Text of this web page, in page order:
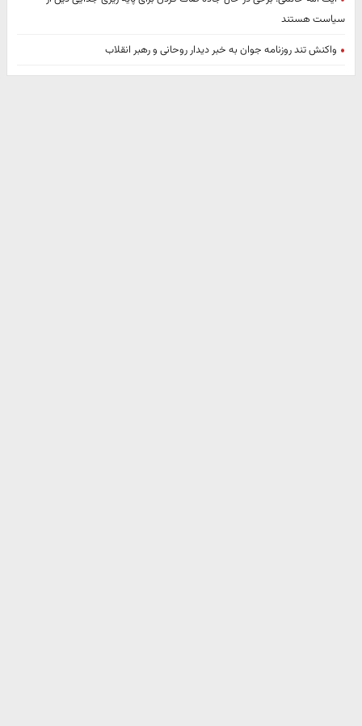
سیاست هستند
واکنش تند روزنامه جوان به خبر دیدار روحانی و رهبر انقلاب